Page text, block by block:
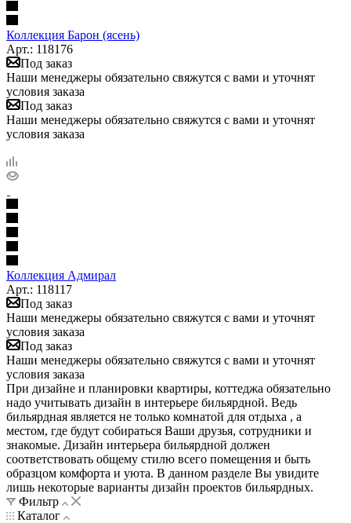
Коллекция Барон (ясень)
Арт.: 118176
Под заказ
Наши менеджеры обязательно свяжутся с вами и уточнят
условия заказа
Под заказ
Наши менеджеры обязательно свяжутся с вами и уточнят
условия заказа
Коллекция Адмирал
Арт.: 118117
Под заказ
Наши менеджеры обязательно свяжутся с вами и уточнят
условия заказа
Под заказ
Наши менеджеры обязательно свяжутся с вами и уточнят
условия заказа
При дизайне и планировки квартиры, коттеджа обязательно
надо учитывать дизайн в интерьере бильярдной. Ведь
бильярдная является не только комнатой для отдыха , а
местом, где будут собираться Ваши друзья, сотрудники и
знакомые. Дизайн интерьера бильярдной должен
соответствовать общему стилю всего помещения и быть
образцом комфорта и уюта. В данном разделе Вы увидите
лишь некоторые варианты дизайн проектов бильярдных.
Фильтр
Каталог